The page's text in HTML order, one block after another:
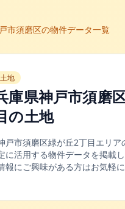
市須磨区の物件データ一覧
土地
庫県神戸市須磨
の土地
戸市須磨区緑が丘2丁目エリア
に活用する物件データを掲載
報にご興味がある方はお気軽